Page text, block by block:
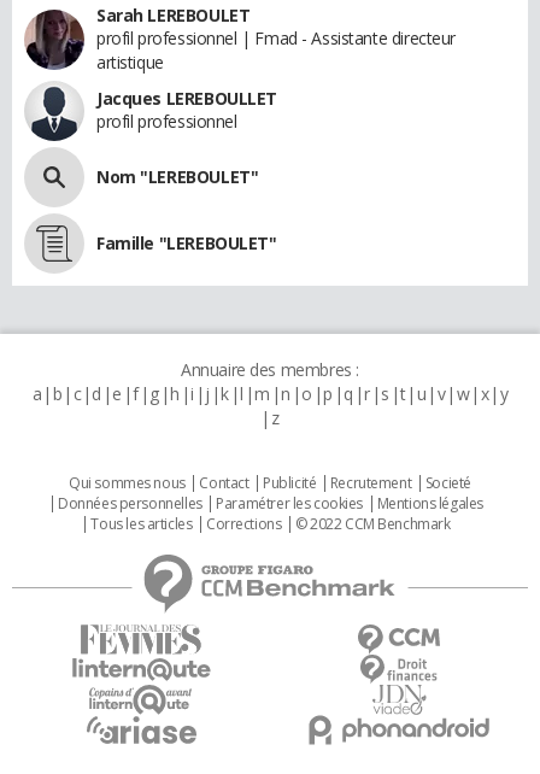
Sarah LEREBOULET
profil professionnel | Fmad - Assistante directeur
artistique
Jacques LEREBOULLET
profil professionnel
Nom "LEREBOULET"
Famille "LEREBOULET"
Annuaire des membres :
a b c d e f g h i j k l m n o p q r s t u v w x y
z
Qui sommes nous Contact Publicité Recrutement
Societé
Données personnelles
Paramétrer les cookies
Mentions légales
Tous les articles
Corrections © 2022 CCM Benchmark